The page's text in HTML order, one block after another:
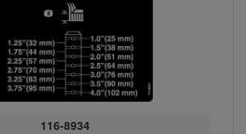
116-8934